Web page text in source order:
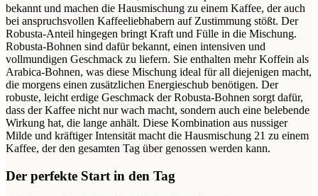
bekannt und machen die Hausmischung zu einem Kaffee, der auch
bei anspruchsvollen Kaffeeliebhabern auf Zustimmung stößt. Der
Robusta-Anteil hingegen bringt Kraft und Fülle in die Mischung.
Robusta-Bohnen sind dafür bekannt, einen intensiven und
vollmundigen Geschmack zu liefern. Sie enthalten mehr Koffein als
Arabica-Bohnen, was diese Mischung ideal für all diejenigen macht,
die morgens einen zusätzlichen Energieschub benötigen. Der
robuste, leicht erdige Geschmack der Robusta-Bohnen sorgt dafür,
dass der Kaffee nicht nur wach macht, sondern auch eine belebende
Wirkung hat, die lange anhält. Diese Kombination aus nussiger
Milde und kräftiger Intensität macht die Hausmischung 21 zu einem
Kaffee, der den gesamten Tag über genossen werden kann.
Der perfekte Start in den Tag